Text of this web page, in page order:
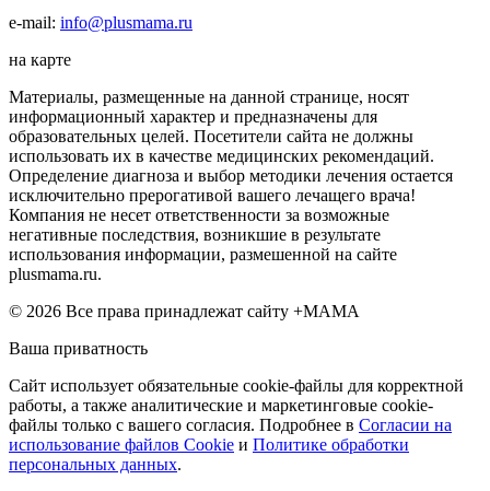
e-mail: info@plusmama.ru
на карте
Материалы, размещенные на данной странице, носят
информационный характер и предназначены для
образовательных целей. Посетители сайта не должны
использовать их в качестве медицинских рекомендаций.
Определение диагноза и выбор методики лечения остается
исключительно прерогативой вашего лечащего врача!
Компания не несет ответственности за возможные
негативные последствия, возникшие в результате
использования информации, размешенной на сайте
plusmama.ru.
© 2026 Все права принадлежат сайту +МАМА
Ваша приватность
Сайт использует обязательные cookie-файлы для корректной
работы, а также аналитические и маркетинговые cookie-
файлы только с вашего согласия. Подробнее в Согласии на
использование файлов Cookie и Политике обработки
персональных данных.